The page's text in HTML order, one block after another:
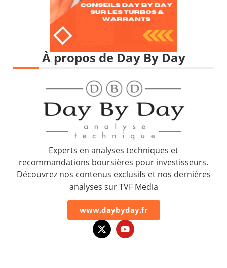
À propos de Day By Day
Experts en analyses techniques et
recommandations boursières pour investisseurs.
Découvrez nos contenus exclusifs et nos dernières
analyses sur TVF Media
www.daybyday.fr